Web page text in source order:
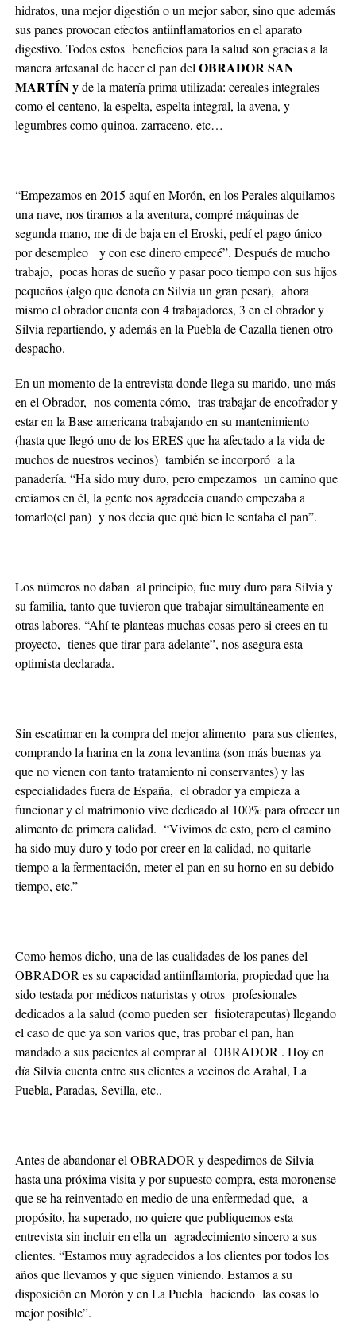
hidratos, una mejor digestión o un mejor sabor, sino que además
sus panes provocan efectos antiinflamatorios en el aparato
digestivo. Todos estos beneficios para la salud son gracias a la
manera artesanal de hacer el pan del OBRADOR SAN
MARTÍN yde la matería prima utilizada: cereales integrales
como el centeno, la espelta, espelta integral, la avena, y
legumbres como quinoa, zarraceno, etc…
“Empezamos en 2015 aquí en Morón, en los Perales alquilamos
una nave, nos tiramos a la aventura, compré máquinas de
segunda mano, me di de baja en el Eroski, pedí el pago único
por desempleo y con ese dinero empecé”. Después de mucho
trabajo, pocas horas de sueño y pasar poco tiempo con sus hijos
pequeños (algo que denota en Silvia un gran pesar), ahora
mismo el obrador cuenta con 4 trabajadores, 3 en el obrador y
Silvia repartiendo, y además en la Puebla de Cazalla tienen otro
despacho.
En un momento de la entrevista donde llega su marido, uno más
en el Obrador, nos comenta cómo, tras trabajar de encofrador y
estar en la Base americana trabajando en su mantenimiento
(hasta que llegó uno de los ERES que ha afectado a la vida de
muchos de nuestros vecinos) también se incorporó a la
panadería. “Ha sido muy duro, pero empezamos un camino que
creíamos en él, la gente nos agradecía cuando empezaba a
tomarlo(el pan) y nos decía que qué bien le sentaba el pan”.
Los números no daban al principio, fue muy duro para Silvia y
su familia, tanto que tuvieron que trabajar simultáneamente en
otras labores. “Ahí te planteas muchas cosas pero si crees en tu
proyecto, tienes que tirar para adelante”, nos asegura esta
optimista declarada.
Sin escatimar en la compra del mejor alimento para sus clientes,
comprando la harina en la zona levantina (son más buenas ya
que no vienen con tanto tratamiento ni conservantes) y las
especialidades fuera de España, el obrador ya empieza a
funcionar y el matrimonio vive dedicado al 100% para ofrecer un
alimento de primera calidad. “Vivimos de esto, pero el camino
ha sido muy duro y todo por creer en la calidad, no quitarle
tiempo a la fermentación, meter el pan en su horno en su debido
tiempo, etc.”
Como hemos dicho, una de las cualidades de los panes del
OBRADOR es su capacidad antiinflamtoria, propiedad que ha
sido testada por médicos naturistas y otros profesionales
dedicados a la salud (como pueden ser fisioterapeutas) llegando
el caso de que ya son varios que, tras probar el pan, han
mandado a sus pacientes al comprar al OBRADOR . Hoy en
día Silvia cuenta entre sus clientes a vecinos de Arahal, La
Puebla, Paradas, Sevilla, etc..
Antes de abandonar el OBRADOR y despedirnos de Silvia
hasta una próxima visita y por supuesto compra, esta moronense
que se ha reinventado en medio de una enfermedad que, a
propósito, ha superado, no quiere que publiquemos esta
entrevista sin incluir en ella un agradecimiento sincero a sus
clientes. “Estamos muy agradecidos a los clientes por todos los
años que llevamos y que siguen viniendo. Estamos a su
disposición en Morón y en La Puebla haciendo las cosas lo
mejor posible”.